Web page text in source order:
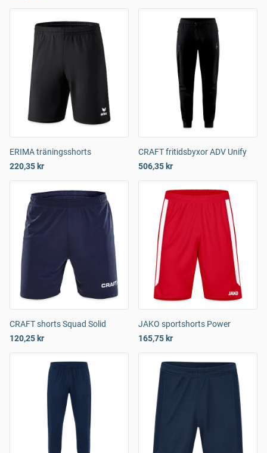
ERIMA träningsshorts
220,35 kr
CRAFT fritidsbyxor ADV Unify
506,35 kr
CRAFT shorts Squad Solid
120,25 kr
JAKO sportshorts Power
165,75 kr